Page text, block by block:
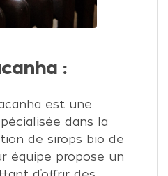
:
est une
dans la
de sirops bio de
équipe propose un